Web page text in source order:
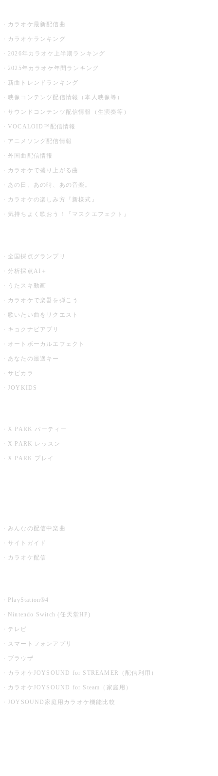
カラオケ最新配信曲
カラオケランキング
2026年カラオケ上半期ランキング
2025年カラオケ年間ランキング
新曲トレンドランキング
映像コンテンツ配信情報（本人映像等）
サウンドコンテンツ配信情報（生演奏等）
VOCALOID™配信情報
アニメソング配信情報
外国曲配信情報
カラオケで盛り上がる曲
あの日、あの時、あの音楽。
カラオケの楽しみ方『新様式』
気持ちよく歌おう！『マスクエフェクト』
全国採点グランプリ
分析採点AI＋
うたスキ動画
カラオケで楽器を弾こう
歌いたい曲をリクエスト
キョクナビアプリ
オートボーカルエフェクト
あなたの最適キー
サビカラ
JOYKIDS
X PARK パーティー
X PARK レッスン
X PARK プレイ
みんなの配信中楽曲
サイトガイド
カラオケ配信
PlayStation®4
Nintendo Switch (任天堂HP)
テレビ
スマートフォンアプリ
ブラウザ
カラオケJOYSOUND for STREAMER（配信利用）
カラオケJOYSOUND for Steam（家庭用）
JOYSOUND家庭用カラオケ機能比較